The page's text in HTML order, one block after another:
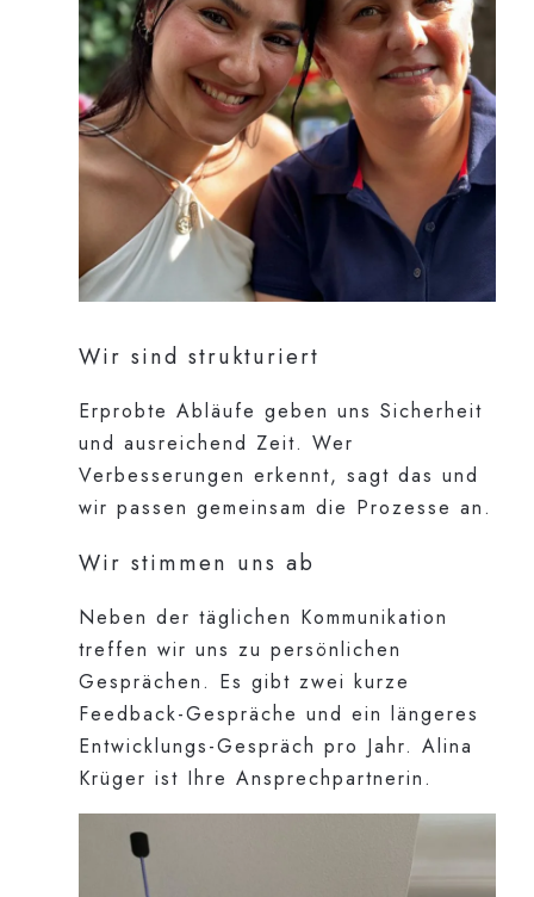
Wir sind strukturiert
Erprobte Abläufe geben uns Sicherheit
und ausreichend Zeit. Wer
Verbesserungen erkennt, sagt das und
wir passen gemeinsam die Prozesse an.
Wir stimmen uns ab
Neben der täglichen Kommunikation
treffen wir uns zu persönlichen
Gesprächen. Es gibt zwei kurze
Feedback-Gespräche und ein längeres
Entwicklungs-Gespräch pro Jahr. Alina
Krüger ist Ihre Ansprechpartnerin.